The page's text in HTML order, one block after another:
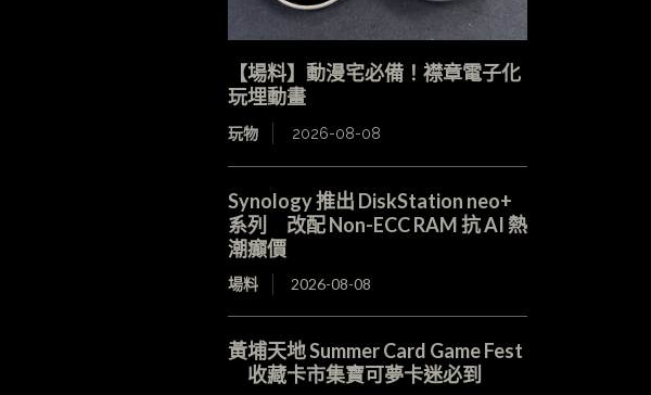
【場料】動漫宅必備！襟章電子化
玩埋動畫
玩物 2026-08-08
Synology 推出 DiskStation neo+
系列 改配 Non-ECC RAM 抗 AI 熱
潮癲價
場料 2026-08-08
黃埔天地 Summer Card Game Fest
收藏卡市集寶可夢卡迷必到